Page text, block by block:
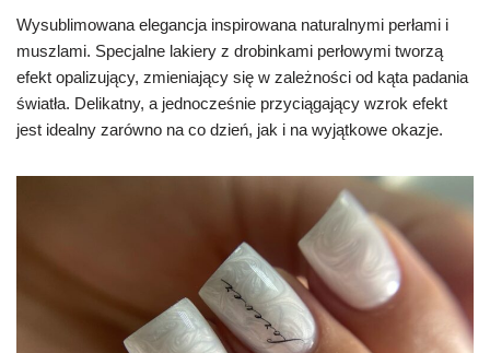
Wysublimowana elegancja inspirowana naturalnymi perłami i
muszlami. Specjalne lakiery z drobinkami perłowymi tworzą
efekt opalizujący, zmieniający się w zależności od kąta padania
światła. Delikatny, a jednocześnie przyciągający wzrok efekt
jest idealny zarówno na co dzień, jak i na wyjątkowe okazje.